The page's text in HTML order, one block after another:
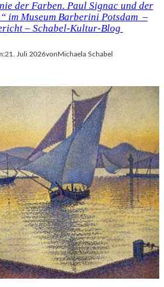
der Farben. Paul Signac und der
im Museum Barberini Potsdam –
– Schabel-Kultur-Blog
21. Juli 2026von Michaela Schabel